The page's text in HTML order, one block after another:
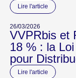
Lire l'article
26/03/2026
VVPRbis et
18 % : la
pour
Lire l'article